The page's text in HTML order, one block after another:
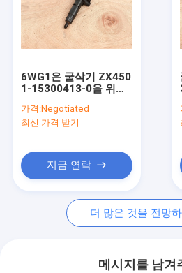
우리에 대하여
공장 여행
인용문을 요구하세요
사용된 엔진 어셈블리
사용된 엔진 블럭
6WG1은 굴삭기 ZX450
1-15300413-0을 위한
사 장치를 사용했습니다
가격:Negotiated
최신 가격 받기
지금 연락
더 많은 것을 전망
메시지를 남겨